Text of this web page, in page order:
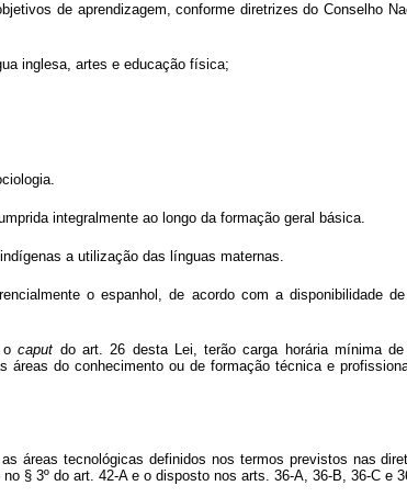
de aprendizagem, conforme diretrizes do Conselho
inglesa, artes e educação física;
integralmente ao longo da formação geral básica.
a utilização das línguas maternas.
o espanhol, de acordo com a disponibilidade
ocaput do art. 26 desta Lei, terão carga horária mínima
do conhecimento ou de formação técnica e
áreas tecnológicas definidos nos termos previstos nas
§ 3º do art. 42-A e o disposto nos arts. 36-A, 36-B, 36-C e